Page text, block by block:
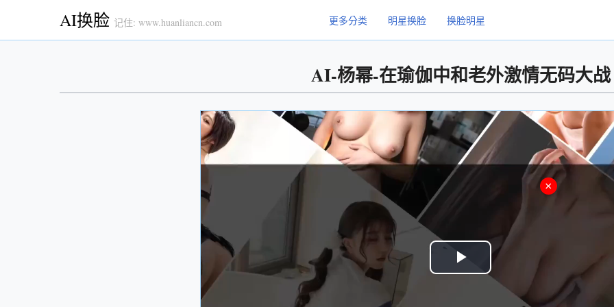
AI换脸 记住: www.huanliancn.com 更多分类 明星换脸 换脸明星
AI-杨幂-在瑜伽中和老外激情无码大战
Play
×